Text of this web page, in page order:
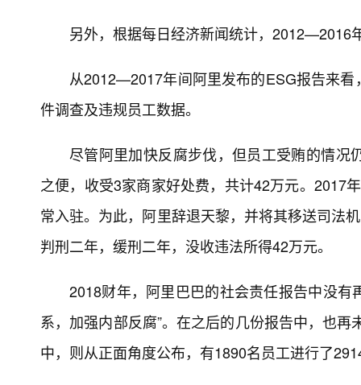
另外，根据每日经济新闻统计，2012—2016
从2012—2017年间阿里发布的ESG报告来
件调查及违规员工数据。
尽管阿里加快反腐步伐，但员工受贿的情况
之便，收受3家商家好处费，共计42万元。2017
常入驻。为此，阿里辞退天黎，并将其移送司法
判刑二年，缓刑二年，没收违法所得42万元。
2018财年，阿里巴巴的社会责任报告中没有
系，加强内部反腐”。在之后的几份报告中，也
中，则从正面角度公布，有1890名员工进行了